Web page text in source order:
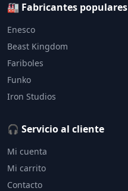
🏭 Fabricantes populares
Enesco
Beast Kingdom
Fariboles
Funko
Iron Studios
🎧 Servicio al cliente
Mi cuenta
Mi carrito
Contacto